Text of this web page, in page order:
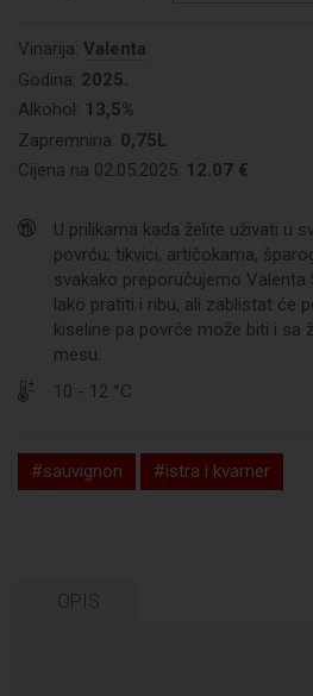
Vinarija: Valenta
Godina: 2025.
Alkohol: 13,5%
Zapremnina: 0,75L
Cijena na 02.05.2025: 12.07 €
U prilikama kada želite uživati u
povrću; tikvici, artičokama,
svakako preporučujemo Valenta
lako pratiti i ribu, ali zablistat će
kiseline pa povrće može biti i sa
mesu.
10 - 12 °C
#sauvignon #istra i kvarner
OPIS